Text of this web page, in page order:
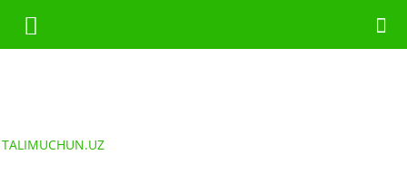
TALIMUCHUN.UZ